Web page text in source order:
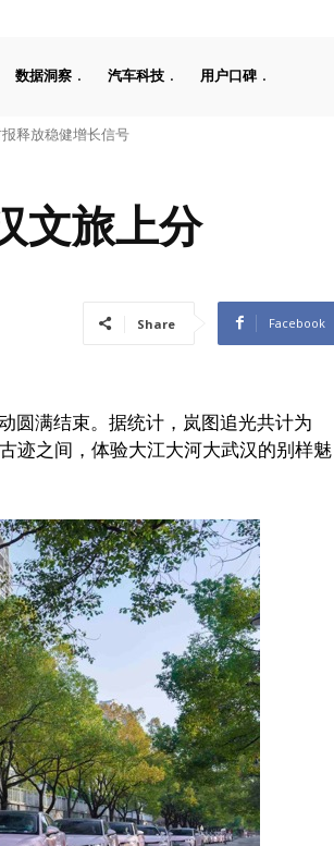
数据洞察 汽车科技 用户口碑
注
放稳健增长信号
文旅上分
Share Facebook
圆满结束。据统计，岚图追光共计为
迹之间，体验大江大河大武汉的别样魅